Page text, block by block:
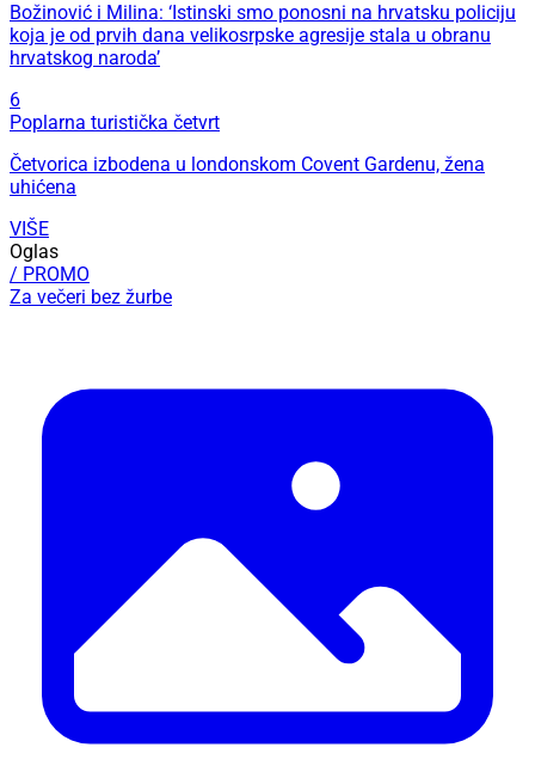
Božinović i Milina: ‘Istinski smo ponosni na hrvatsku policiju
koja je od prvih dana velikosrpske agresije stala u obranu
hrvatskog naroda’
6
Poplarna turistička četvrt
Četvorica izbodena u londonskom Covent Gardenu, žena
uhićena
VIŠE
Oglas
/ PROMO
Za večeri bez žurbe